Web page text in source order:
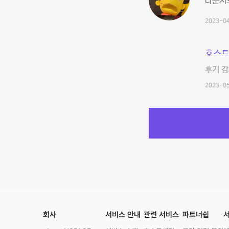
2023-
호스
후기
2023-
회사 서비스 안내 관련 서비스 파트너쉽